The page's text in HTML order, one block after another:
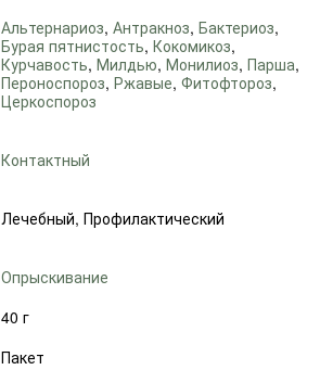
Альтернариоз, Антракноз, Бактериоз,
Бурая пятнистость, Кокомикоз,
Курчавость, Милдью, Монилиоз, Парша,
Пероноспороз, Ржавые, Фитофтороз,
Церкоспороз
Контактный
Лечебный, Профилактический
Опрыскивание
40 г
Пакет